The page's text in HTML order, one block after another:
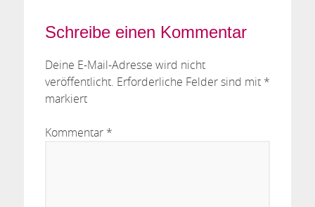
Schreibe einen Kommentar
Deine E-Mail-Adresse wird nicht
veröffentlicht. Erforderliche Felder sind mit *
markiert
Kommentar *